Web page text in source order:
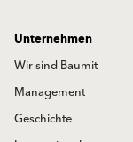
Unternehmen
Wir sind Baumit
Management
Geschichte